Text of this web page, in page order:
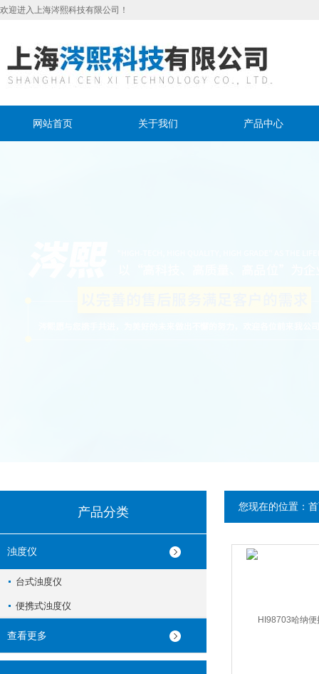
欢迎进入上海涔熙科技有限公司！
网站首页 关于我们 产品中心
产品分类
浊度仪
台式浊度仪
便携式浊度仪
查看更多
您现在的位置：